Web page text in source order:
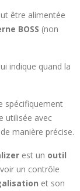
être alimentée
BOSS (non
indique quand la
spécifiquement
utilisée avec
manière précise.
est un outil
un contrôle
et son